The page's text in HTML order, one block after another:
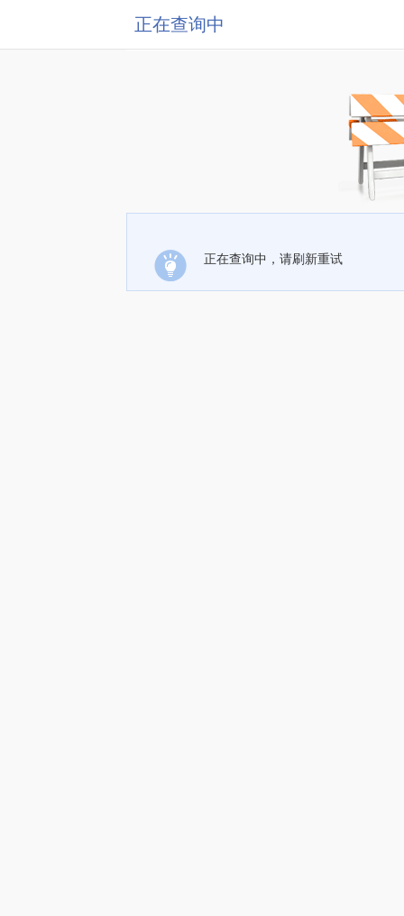
正在查询中
正在查询中，请刷新重试